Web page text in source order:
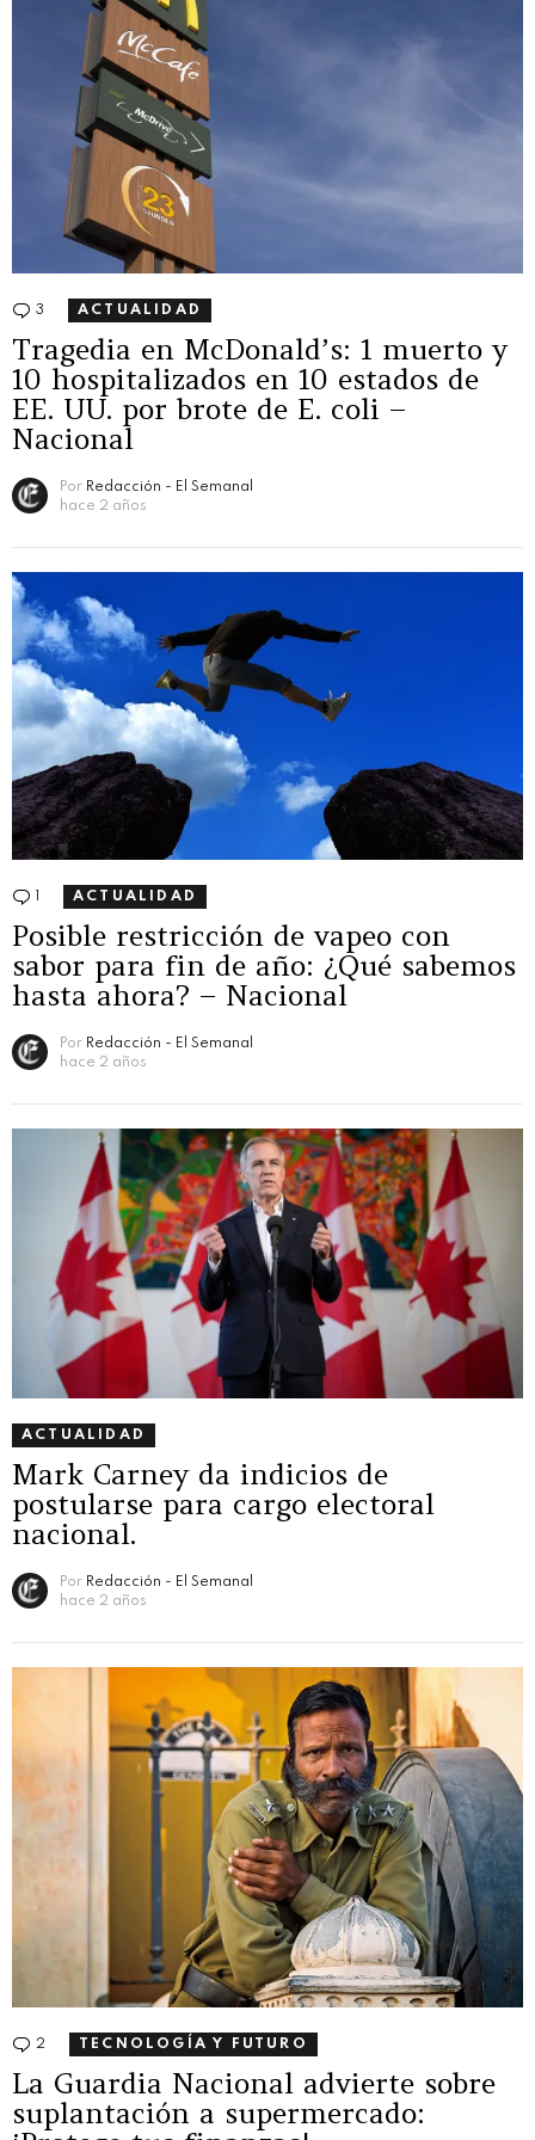
3 Comentarios
ACTUALIDAD
Tragedia en McDonald’s: 1 muerto y
10 hospitalizados en 10 estados de
EE. UU. por brote de E. coli –
Nacional
Por Redacción - El Semanal
hace 2 años
1 Comentario
ACTUALIDAD
Posible restricción de vapeo con
sabor para fin de año: ¿Qué sabemos
hasta ahora? – Nacional
Por Redacción - El Semanal
hace 2 años
ACTUALIDAD
Mark Carney da indicios de
postularse para cargo electoral
nacional.
Por Redacción - El Semanal
hace 2 años
2 Comentarios
TECNOLOGÍA Y FUTURO
La Guardia Nacional advierte sobre
suplantación a supermercado: